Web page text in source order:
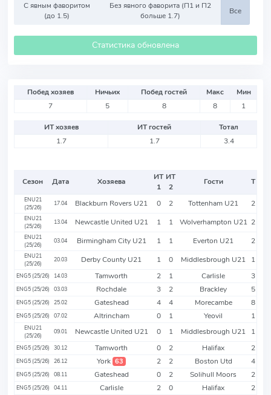
С явным фаворитом
(до 1.5)
Без явного фаворита (П1 и П2
больше 1.7)
Все
Статистика обновлена
Побед хозяев Ничьих Побед гостей Макс
Мин
7
5 8 8 1
ИТ хозяев ИТ гостей
Тотал
1.7
1.7 3.4
Сезон Дата Хозяева
ИТ
1
ИТ
2
Гости Т
ENU21
(25/26)
17.04 Blackburn Rovers U21 0 2 Tottenham U21 2
ENU21
(25/26)
13.04 Newcastle United U21 1 1 Wolverhampton U21 2
ENU21
(25/26)
03.04 Birmingham City U21 1 1 Everton U21 2
ENU21
(25/26)
20.03 Derby County U21 1 0 Middlesbrough U21 1
ENG5 (25/26) 14.03 Tamworth 2 1 Carlisle 3
ENG5 (25/26) 03.03 Rochdale 3 2 Brackley 5
ENG5 (25/26) 25.02 Gateshead 4 4 Morecambe 8
ENG5 (25/26) 07.02 Altrincham 0 1 Yeovil 1
ENU21
(25/26)
09.01 Newcastle United U21 0 1 Middlesbrough U21 1
ENG5 (25/26) 30.12 Tamworth 0 2 Halifax 2
ENG5 (25/26) 26.12 York 63 2 2 Boston Utd 4
ENG5 (25/26) 08.11 Gateshead 0 2 Solihull Moors 2
ENG5 (25/26) 04.11 Carlisle 2 0 Halifax 2